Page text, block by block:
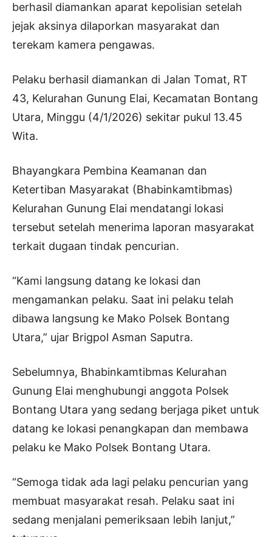
berhasil diamankan aparat kepolisian setelah
jejak aksinya dilaporkan masyarakat dan
terekam kamera pengawas.
Pelaku berhasil diamankan di Jalan Tomat, RT
43, Kelurahan Gunung Elai, Kecamatan Bontang
Utara, Minggu (4/1/2026) sekitar pukul 13.45
Wita.
Bhayangkara Pembina Keamanan dan
Ketertiban Masyarakat (Bhabinkamtibmas)
Kelurahan Gunung Elai mendatangi lokasi
tersebut setelah menerima laporan masyarakat
terkait dugaan tindak pencurian.
“Kami langsung datang ke lokasi dan
mengamankan pelaku. Saat ini pelaku telah
dibawa langsung ke Mako Polsek Bontang
Utara,” ujar Brigpol Asman Saputra.
Sebelumnya, Bhabinkamtibmas Kelurahan
Gunung Elai menghubungi anggota Polsek
Bontang Utara yang sedang berjaga piket untuk
datang ke lokasi penangkapan dan membawa
pelaku ke Mako Polsek Bontang Utara.
“Semoga tidak ada lagi pelaku pencurian yang
membuat masyarakat resah. Pelaku saat ini
sedang menjalani pemeriksaan lebih lanjut,”